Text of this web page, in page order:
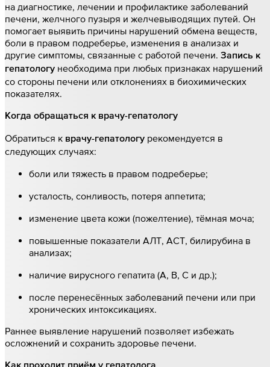
на диагностике, лечении и профилактике заболеваний
печени, желчного пузыря и желчевыводящих путей. Он
помогает выявить причины нарушений обмена веществ,
боли в правом подреберье, изменения в анализах и
другие симптомы, связанные с работой печени. Запись к
гепатологу необходима при любых признаках нарушений
со стороны печени или отклонениях в биохимических
показателях.
Когда обращаться к врачу-гепатологу
Обратиться к врачу-гепатологу рекомендуется в
следующих случаях:
боли или тяжесть в правом подреберье;
усталость, сонливость, потеря аппетита;
изменение цвета кожи (пожелтение), тёмная моча;
повышенные показатели АЛТ, АСТ, билирубина в
анализах;
наличие вирусного гепатита (A, B, C и др.);
после перенесённых заболеваний печени или при
хронических интоксикациях.
Раннее выявление нарушений позволяет избежать
осложнений и сохранить здоровье печени.